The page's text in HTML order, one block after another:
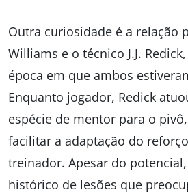
Outra curiosidade é a relação
Williams e o técnico J.J.
época em que ambos
Enquanto jogador, Redick
espécie de mentor para o
facilitar a adaptação do
treinador. Apesar do
histórico de lesões que